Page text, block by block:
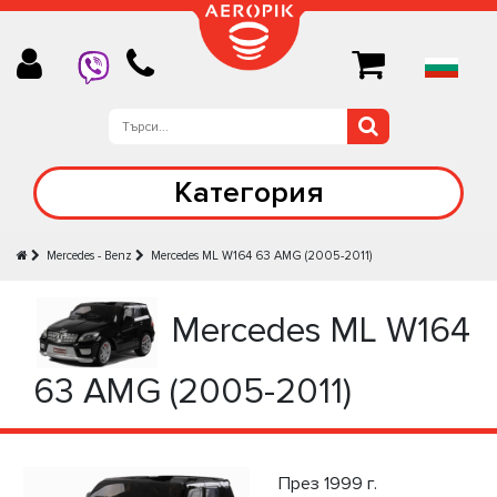
Категория
Mercedes - Benz Mercedes ML W164 63 AMG (2005-2011)
Mercedes ML W164
63 AMG (2005-2011)
През 1999 г.